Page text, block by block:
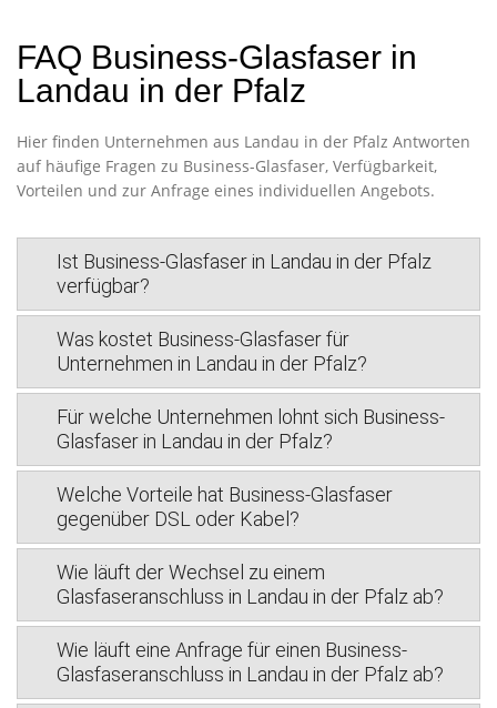
FAQ Business-Glasfaser in
Landau in der Pfalz
Hier finden Unternehmen aus Landau in der Pfalz Antworten
auf häufige Fragen zu Business-Glasfaser, Verfügbarkeit,
Vorteilen und zur Anfrage eines individuellen Angebots.
Ist Business-Glasfaser in Landau in der Pfalz
verfügbar?
Was kostet Business-Glasfaser für
Unternehmen in Landau in der Pfalz?
Für welche Unternehmen lohnt sich Business-
Glasfaser in Landau in der Pfalz?
Welche Vorteile hat Business-Glasfaser
gegenüber DSL oder Kabel?
Wie läuft der Wechsel zu einem
Glasfaseranschluss in Landau in der Pfalz ab?
Wie läuft eine Anfrage für einen Business-
Glasfaseranschluss in Landau in der Pfalz ab?